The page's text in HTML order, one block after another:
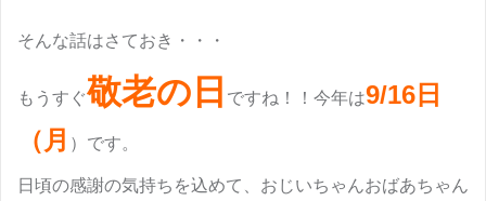
そんな話はさておき・・・
もうすぐ敬老の日 ですね！！今年は9/16日
（月 ）です。
日頃の感謝の気持ちを込めて、おじいちゃんおばあちゃん